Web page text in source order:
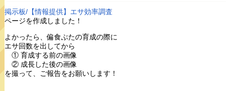
掲示板/【情報提供】エサ効率調査
ページを作成しました！
よかったら、偏食ぶたの育成の際に
エサ回数を出してから
① 育成する前の画像
② 成長した後の画像
を撮って、ご報告をお願いします！